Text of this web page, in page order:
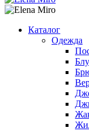
Каталог
Одежда